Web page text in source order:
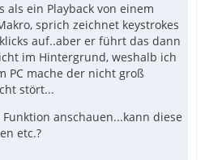
als ein Playback von einem
sprich zeichnet keystrokes
auf..aber er führt das dann
im Hintergrund, weshalb ich
PC mache der nicht groß
stört...
anschauen...kann diese
etc.?